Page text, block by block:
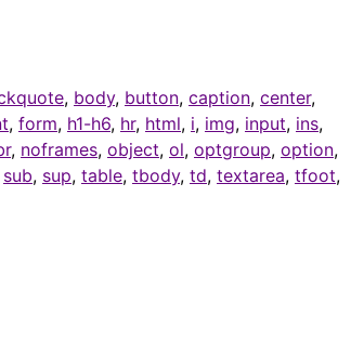
, body, button, caption, center,
, form, h1-h6, hr, html, i, img, input, ins,
, noframes, object, ol, optgroup, option,
sub, sup, table, tbody, td, textarea, tfoot,